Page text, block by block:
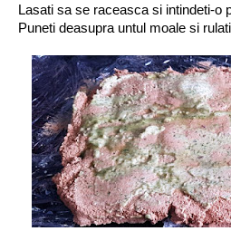
Lasati sa se raceasca si intindeti-o
Puneti deasupra untul moale si